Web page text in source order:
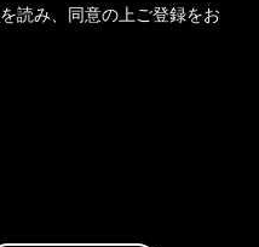
を読み、同意の上ご登録をお